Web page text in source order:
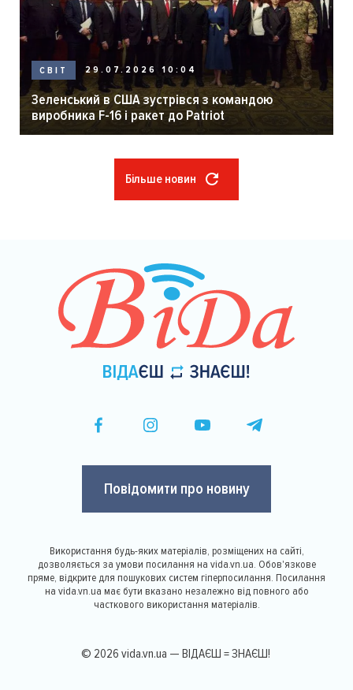
СВІТ 29.07.2026 10:04
Зеленський в США зустрівся з командою
виробника F-16 і ракет до Patriot
Більше новин
Повідомити про новину
Використання будь-яких матеріалів, розміщених на сайті,
дозволяється за умови посилання на vida.vn.ua. Обов'язкове
пряме, відкрите для пошукових систем гіперпосилання. Посилання
на vida.vn.ua має бути вказано незалежно від повного або
часткового використання матеріалів.
© 2026 vida.vn.ua — ВІДАЄШ = ЗНАЄШ!